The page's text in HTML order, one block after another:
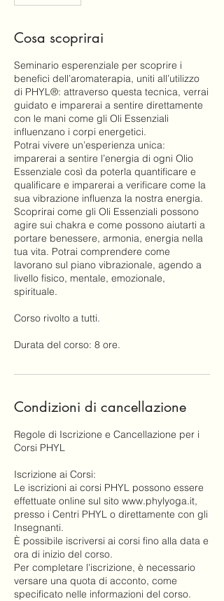
i
a
t
o
Cosa scoprirai
Seminario esperenziale per scoprire i
benefici dell’aromaterapia, uniti all’utilizzo
di PHYL®: attraverso questa tecnica, verrai
guidato e imparerai a sentire direttamente
con le mani come gli Oli Essenziali
influenzano i corpi energetici.
Potrai vivere un’esperienza unica:
imparerai a sentire l’energia di ogni Olio
Essenziale così da poterla quantificare e
qualificare e imparerai a verificare come la
sua vibrazione influenza la nostra energia.
Scoprirai come gli Oli Essenziali possono
agire sui chakra e come possono aiutarti a
portare benessere, armonia, energia nella
tua vita. Potrai comprendere come
lavorano sul piano vibrazionale, agendo a
livello fisico, mentale, emozionale,
spirituale.
Corso rivolto a tutti.
Durata del corso: 8 ore.
Condizioni di cancellazione
Regole di Iscrizione e Cancellazione per i
Corsi PHYL
Iscrizione ai Corsi:
Le iscrizioni ai corsi PHYL possono essere
effettuate online sul sito www.phylyoga.it,
presso i Centri PHYL o direttamente con gli
Insegnanti.
È possibile iscriversi ai corsi fino alla data e
ora di inizio del corso.
Per completare l'iscrizione, è necessario
versare una quota di acconto, come
specificato nelle informazioni del corso.